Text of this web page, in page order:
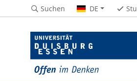
Suchen DE